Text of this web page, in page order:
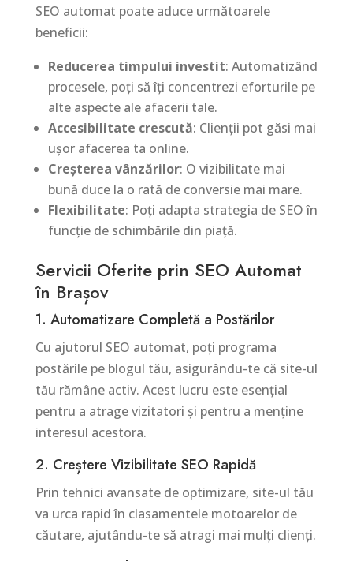
SEO automat poate aduce următoarele
beneficii:
Reducerea timpului investit: Automatizând
procesele, poți să îți concentrezi eforturile pe
alte aspecte ale afacerii tale.
Accesibilitate crescută: Clienții pot găsi mai
ușor afacerea ta online.
Creșterea vânzărilor: O vizibilitate mai
bună duce la o rată de conversie mai mare.
Flexibilitate: Poți adapta strategia de SEO în
funcție de schimbările din piață.
Servicii Oferite prin SEO Automat
în Brașov
1. Automatizare Completă a Postărilor
Cu ajutorul SEO automat, poți programa
postările pe blogul tău, asigurându-te că site-ul
tău rămâne activ. Acest lucru este esențial
pentru a atrage vizitatori și pentru a menține
interesul acestora.
2. Creștere Vizibilitate SEO Rapidă
Prin tehnici avansate de optimizare, site-ul tău
va urca rapid în clasamentele motoarelor de
căutare, ajutându-te să atragi mai mulți clienți.